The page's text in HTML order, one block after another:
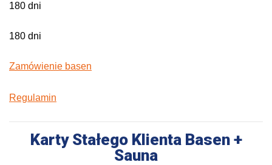
180 dni
180 dni
Zamówienie basen
Regulamin
Karty Stałego Klienta Basen +
Sauna